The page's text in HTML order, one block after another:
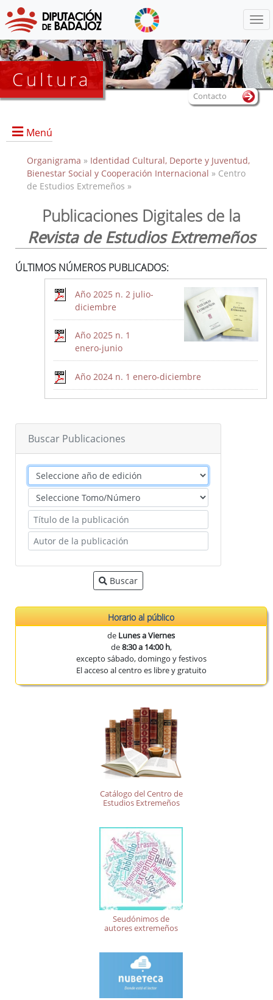
Cultura
Menú
Portada
Información General
Servicios
Colecciones
Publicaciones del CEEX
Enlaces de interés
Catálogo del Centro de Estudios Extremeños
Seudónimos de autores extremeños
Normas de envío
La Reex en BD Bibliográficas
Organigrama » Identidad Cultural, Deporte y Juventud,
Bienestar Social y Cooperación Internacional » Centro
de Estudios Extremeños »
Publicaciones Digitales de la
Revista de Estudios Extremeños
ÚLTIMOS NÚMEROS PUBLICADOS:
Año 2025 n. 2 julio-
diciembre
Año 2025 n. 1
enero-junio
Año 2024 n. 1 enero-diciembre
Buscar Publicaciones
Buscar
Contacto
Horario al público
de Lunes a Viernes
de8:30 a 14:00 h,
excepto sábado, domingo y festivos
El acceso al centro es libre y gratuito
Catálogo del Centro de
Estudios Extremeños
Seudónimos de
autores extremeños